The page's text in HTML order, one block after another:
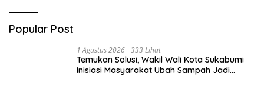
Popular Post
1 Agustus 2026 333 Lihat
Temukan Solusi, Wakil Wali Kota Sukabumi
Inisiasi Masyarakat Ubah Sampah Jadi